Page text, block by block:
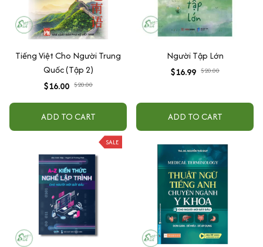
Tiếng Việt Cho Người Trung
Quốc (Tập 2)
$16.00 $20.00
ADD TO CART
Người Tập Lớn
$16.99 $20.00
ADD TO CART
SALE